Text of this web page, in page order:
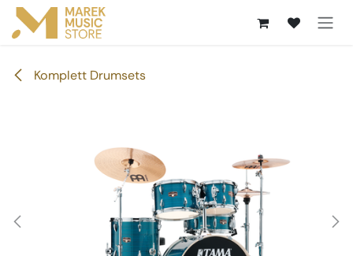
Zum Inhalt springen
Komplett Drumsets